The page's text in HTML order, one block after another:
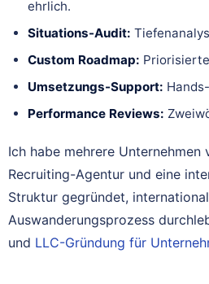
ehrlich.
Situations-Audit:
Custom Roadmap:
Umsetzungs-Support:
Performance Reviews:
Ich habe mehrere
Recruiting-Agentur und eine
Struktur gegründet,
Auswanderungsprozess
und LLC-Gründung für